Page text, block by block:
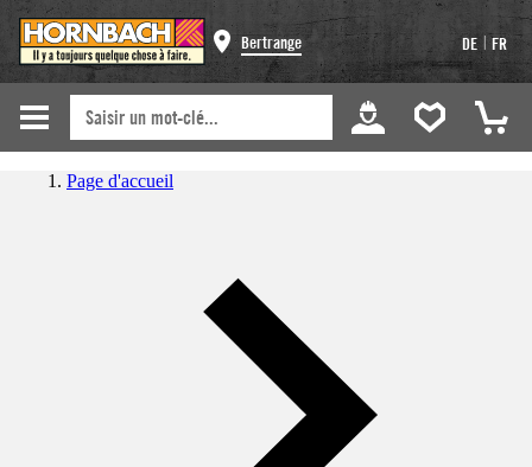
Bertrange DE | FR
Page d'accueil